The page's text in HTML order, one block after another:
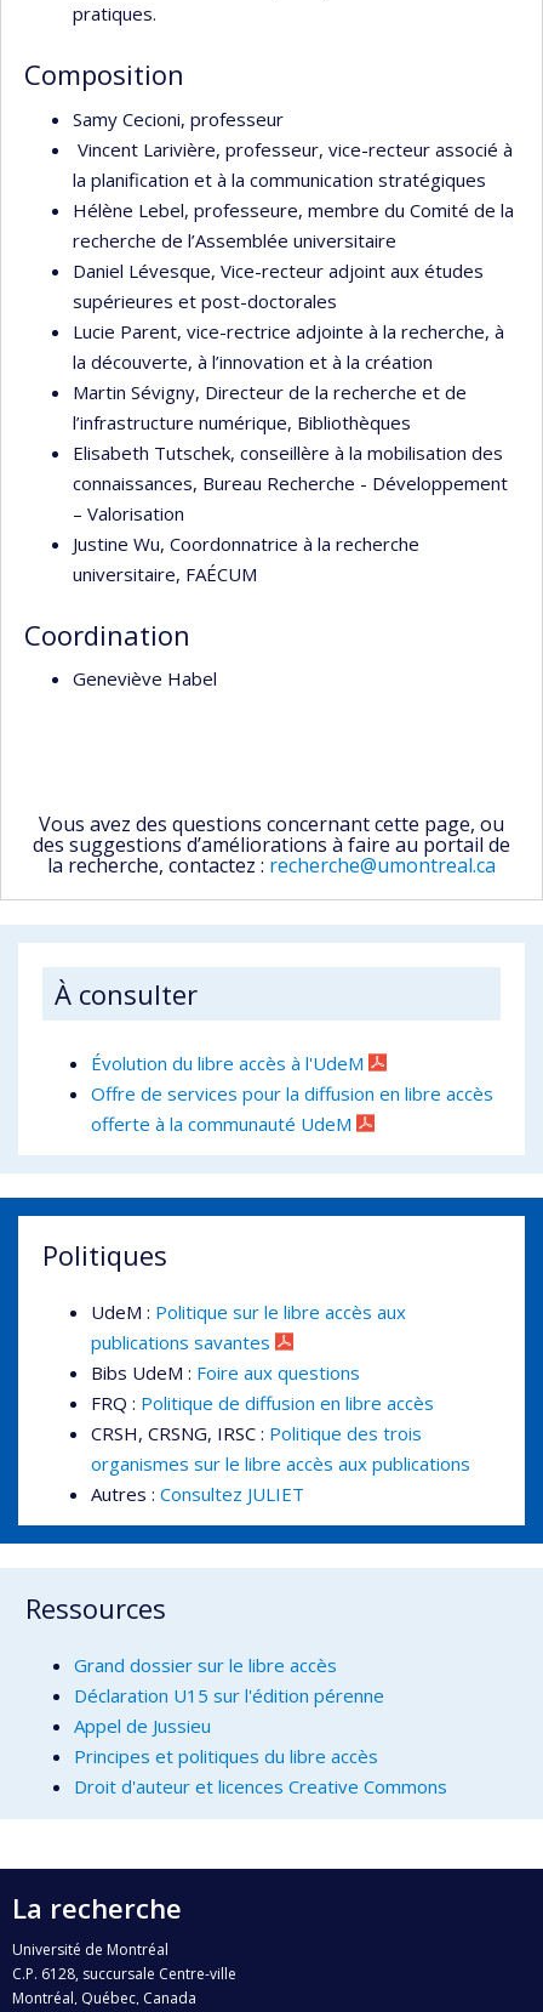
pratiques.
Composition
Samy Cecioni, professeur
Vincent Larivière, professeur, vice-recteur associé à
la planification et à la communication stratégiques
Hélène Lebel, professeure, membre du Comité de la
recherche de l’Assemblée universitaire
Daniel Lévesque, Vice-recteur adjoint aux études
supérieures et post-doctorales
Lucie Parent, vice-rectrice adjointe à la recherche, à
la découverte, à l’innovation et à la création
Martin Sévigny, Directeur de la recherche et de
l’infrastructure numérique, Bibliothèques
Elisabeth Tutschek, conseillère à la mobilisation des
connaissances, Bureau Recherche - Développement
– Valorisation
Justine Wu, Coordonnatrice à la recherche
universitaire, FAÉCUM
Coordination
Geneviève Habel
Vous avez des questions concernant cette page, ou
des suggestions d’améliorations à faire au portail de
la recherche, contactez : recherche@umontreal.ca
À consulter
Évolution du libre accès à l'UdeM
Offre de services pour la diffusion en libre accès
offerte à la communauté UdeM
Politiques
UdeM : Politique sur le libre accès aux
publications savantes
Bibs UdeM : Foire aux questions
FRQ : Politique de diffusion en libre accès
CRSH, CRSNG, IRSC : Politique des trois
organismes sur le libre accès aux publications
Autres : Consultez JULIET
Ressources
Grand dossier sur le libre accès
Déclaration U15 sur l'édition pérenne
Appel de Jussieu
Principes et politiques du libre accès
Droit d'auteur et licences Creative Commons
La recherche
Université de Montréal
C.P. 6128, succursale Centre-ville
Montréal, Québec, Canada